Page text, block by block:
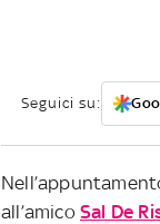
Seguici su:
all’amico Sal De